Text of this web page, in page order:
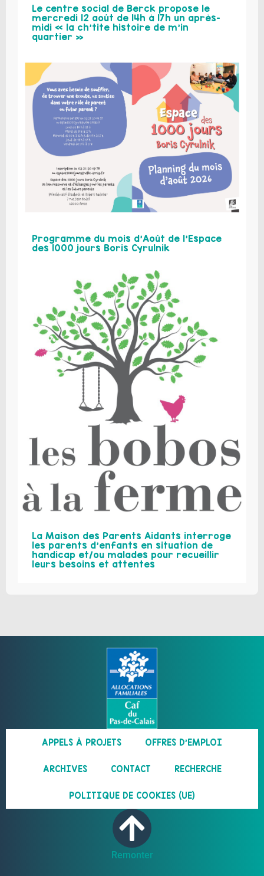
Le centre social de Berck propose le
mercredi 12 août de 14h à 17h un après-
midi « la ch’tite histoire de m’in
quartier »
Programme du mois d’Août de l’Espace
des 1000 jours Boris Cyrulnik
La Maison des Parents Aidants interroge
les parents d’enfants en situation de
handicap et/ou malades pour recueillir
leurs besoins et attentes
APPELS À PROJETS OFFRES D’EMPLOI
ARCHIVES CONTACT RECHERCHE
POLITIQUE DE COOKIES (UE)
Remonter